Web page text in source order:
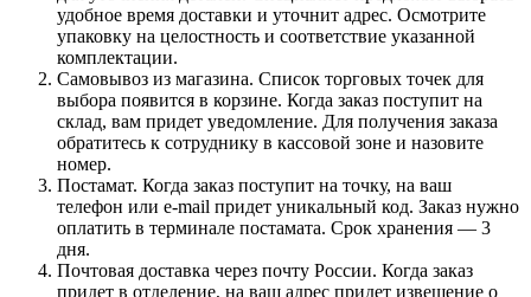
удобное время доставки и уточнит адрес. Осмотрите
упаковку на целостность и соответствие указанной
комплектации.
Самовывоз из магазина. Список торговых точек для
выбора появится в корзине. Когда заказ поступит на
склад, вам придет уведомление. Для получения заказа
обратитесь к сотруднику в кассовой зоне и назовите
номер.
Постамат. Когда заказ поступит на точку, на ваш
телефон или e-mail придет уникальный код. Заказ нужно
оплатить в терминале постамата. Срок хранения — 3
дня.
Почтовая доставка через почту России. Когда заказ
придет в отделение, на ваш адрес придет извещение о